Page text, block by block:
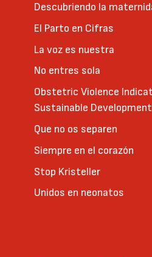
Descubriendo la
El Parto en Cifras
La voz es nuestra
No entres sola
Obstetric Violence
Sustainable
Que no os separen
Siempre en el corazón
Stop Kristeller
Unidos en neonatos